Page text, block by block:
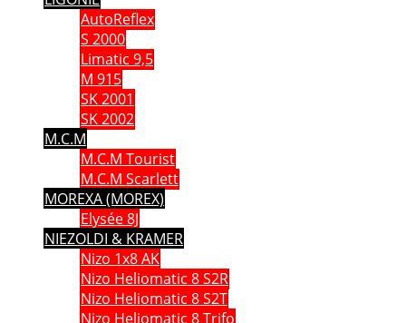
AutoReflex
S 2000
Limatic 9,5
M 915
SK 2001
SK 2002
M.C.M
M.C.M Tourist
M.C.M Scarlett
MOREXA (MOREX)
Elysée 8J
NIEZOLDI & KRAMER
Nizo 1x8 AK
Nizo Heliomatic 8 S2R
Nizo Heliomatic 8 S2T
Nizo Heliomatic 8 Trifo